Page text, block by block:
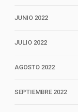
JUNIO 2022
JULIO 2022
AGOSTO 2022
SEPTIEMBRE 2022